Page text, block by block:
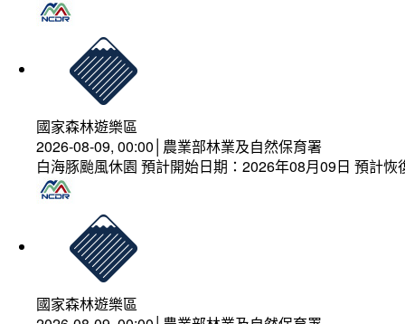
國家森林遊樂區
2026-08-09, 00:00│農業部林業及自然保育署
白海豚颱風休園 預計開始日期：2026年08月09日 預計
國家森林遊樂區